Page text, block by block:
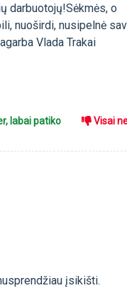
darbuotojų!Sėkmės, o
nuoširdi, nusipelnė
Vlada Trakai
labai patiko Visai
įsikišti.